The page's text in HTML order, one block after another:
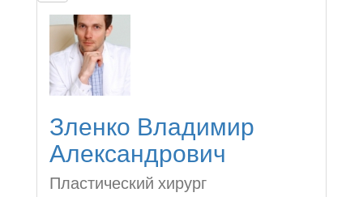
Зленко Владимир
Александрович
Пластический хирург